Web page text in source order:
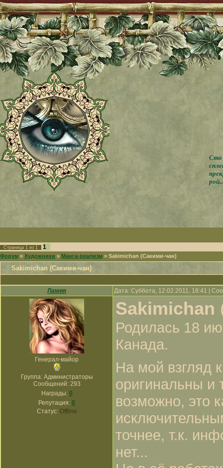
Сто
Страница 1 из 1 1
Форум » Художники » Манга-реализм » Sakimichan (Сакими-чан)
Sakimichan (Сакими-чан)
Ламия Дата: Суббота, 12.02.2011, 18:41 |
Генерал-майор
Группа: Администраторы
Сообщений: 293
Награды: 0
Репутация: 0
Статус: Offline
Sakimichan
Родилась 18
Канада.
На мой взгляд
оригинальны и
возможно, это
точнее, т.к.
нет...